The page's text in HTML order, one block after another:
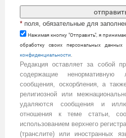
* поля, обязательные для
Нажимая кнопку "Отправить", я
обработку своих персональных
конфиденциальности
Редакция оставляет за собой
содержащие ненормативную
сообщения, оскорбления, а
религиозной или
удаляются сообщения и
отношения к теме статьи,
использованием верхнего
(транслите) или иностранных